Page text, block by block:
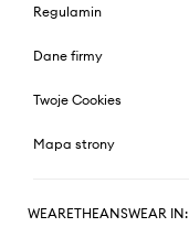
Regulamin
Dane firmy
Twoje Cookies
Mapa strony
WEARETHEANSWEAR IN: